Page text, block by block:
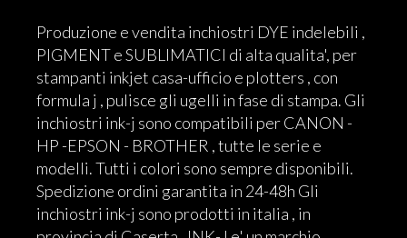
Produzione e vendita inchiostri DYE indelebili ,
PIGMENT e SUBLIMATICI di alta qualita', per
stampanti inkjet casa-ufficio e plotters , con
formula j , pulisce gli ugelli in fase di stampa. Gli
inchiostri ink-j sono compatibili per CANON -
HP -EPSON - BROTHER , tutte le serie e
modelli. Tutti i colori sono sempre disponibili.
Spedizione ordini garantita in 24-48h Gli
inchiostri ink-j sono prodotti in italia , in